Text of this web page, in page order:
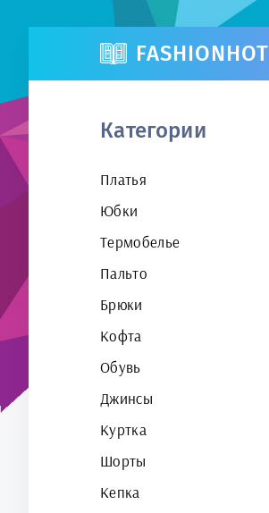
FASHIONHOT
Категории
Платья
Юбки
Термобелье
Пальто
Брюки
Кофта
Обувь
Джинсы
Куртка
Шорты
Кепка